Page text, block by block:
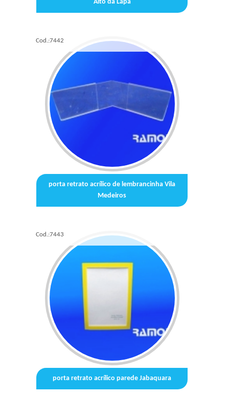
Alto da Lapa
Cod.:7442
porta retrato acrílico de lembrancinha Vila
Medeiros
Cod.:7443
porta retrato acrílico parede Jabaquara